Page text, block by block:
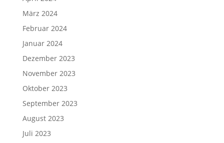
März 2024
Februar 2024
Januar 2024
Dezember 2023
November 2023
Oktober 2023
September 2023
August 2023
Juli 2023